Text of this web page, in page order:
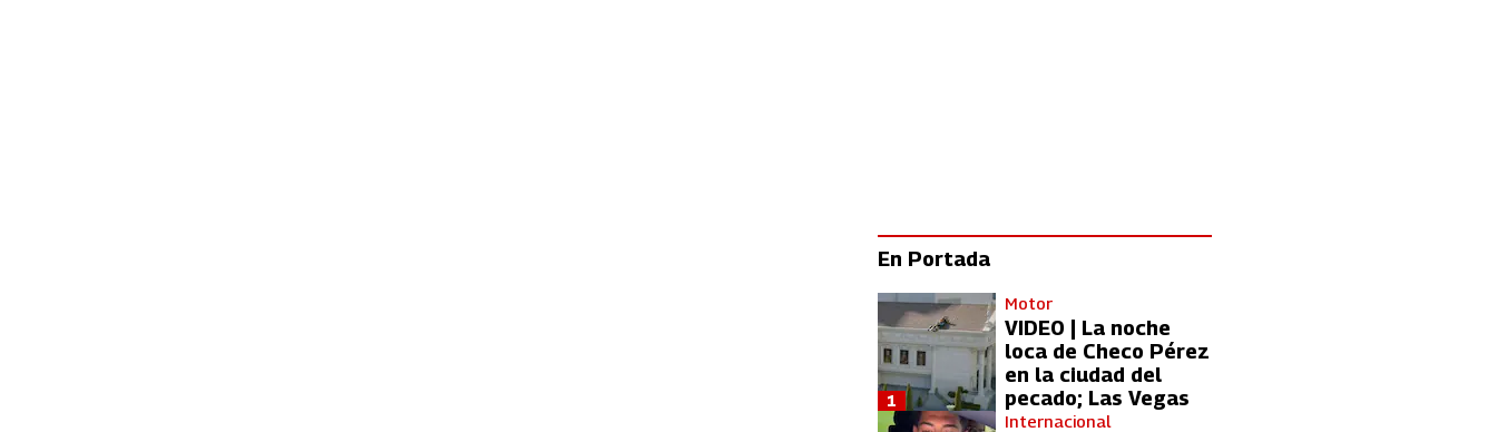
En Portada
Motor
VIDEO | La noche
loca de Checo Pérez
en la ciudad del
pecado; Las Vegas
1
Internacional